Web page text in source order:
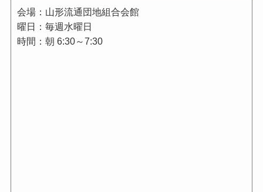
会場：山形流通団地組合会館
曜日：毎週水曜日
時間：朝 6:30～7:30